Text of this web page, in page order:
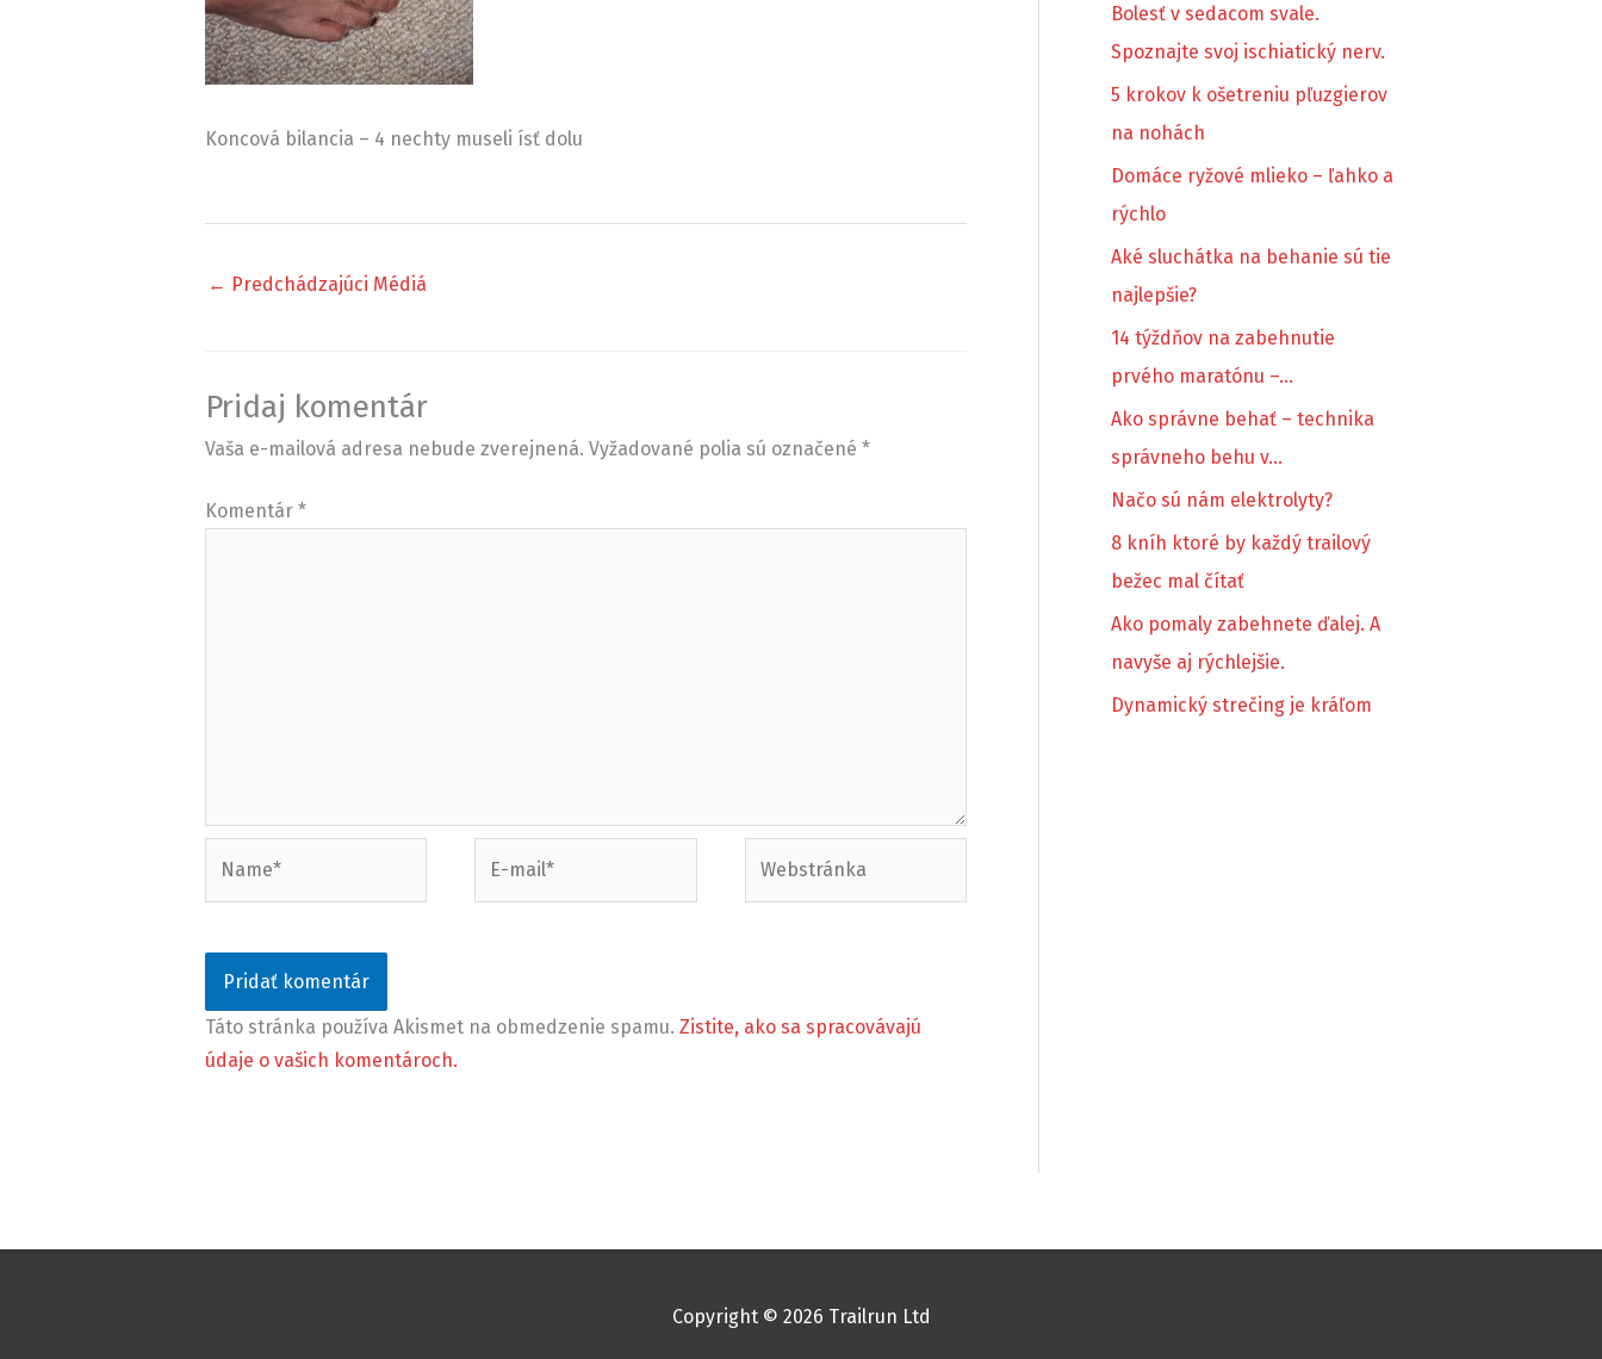
Koncová bilancia – 4 nechty museli ísť dolu
← Predchádzajúci Médiá
Pridaj komentár
Vaša e-mailová adresa nebude zverejnená. Vyžadované polia sú označené *
Komentár *
Táto stránka používa Akismet na obmedzenie spamu. Zistite, ako sa spracovávajú
údaje o vašich komentároch.
Bolesť v sedacom svale.
Spoznajte svoj ischiatický nerv.
5 krokov k ošetreniu pľuzgierov
na nohách
Domáce ryžové mlieko – ľahko a
rýchlo
Aké sluchátka na behanie sú tie
najlepšie?
14 týždňov na zabehnutie
prvého maratónu –…
Ako správne behať – technika
správneho behu v…
Načo sú nám elektrolyty?
8 kníh ktoré by každý trailový
bežec mal čítať
Ako pomaly zabehnete ďalej. A
navyše aj rýchlejšie.
Dynamický strečing je kráľom
Copyright © 2026 Trailrun Ltd